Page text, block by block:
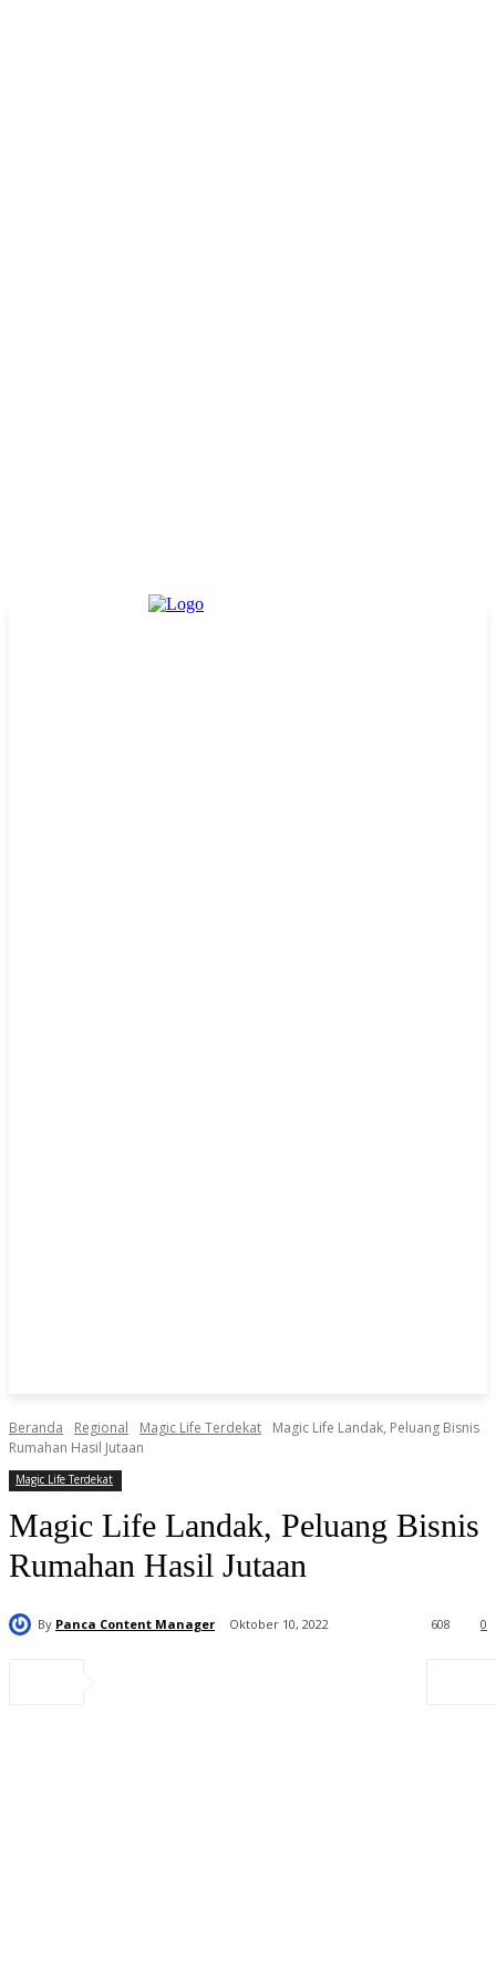
Beranda Regional Magic Life Terdekat
Magic Life Landak, Peluang Bisnis
Rumahan Hasil Jutaan
Magic Life Terdekat
Magic Life Landak, Peluang Bisnis
Rumahan Hasil Jutaan
By Panca Content Manager Oktober 10, 2022 0
608